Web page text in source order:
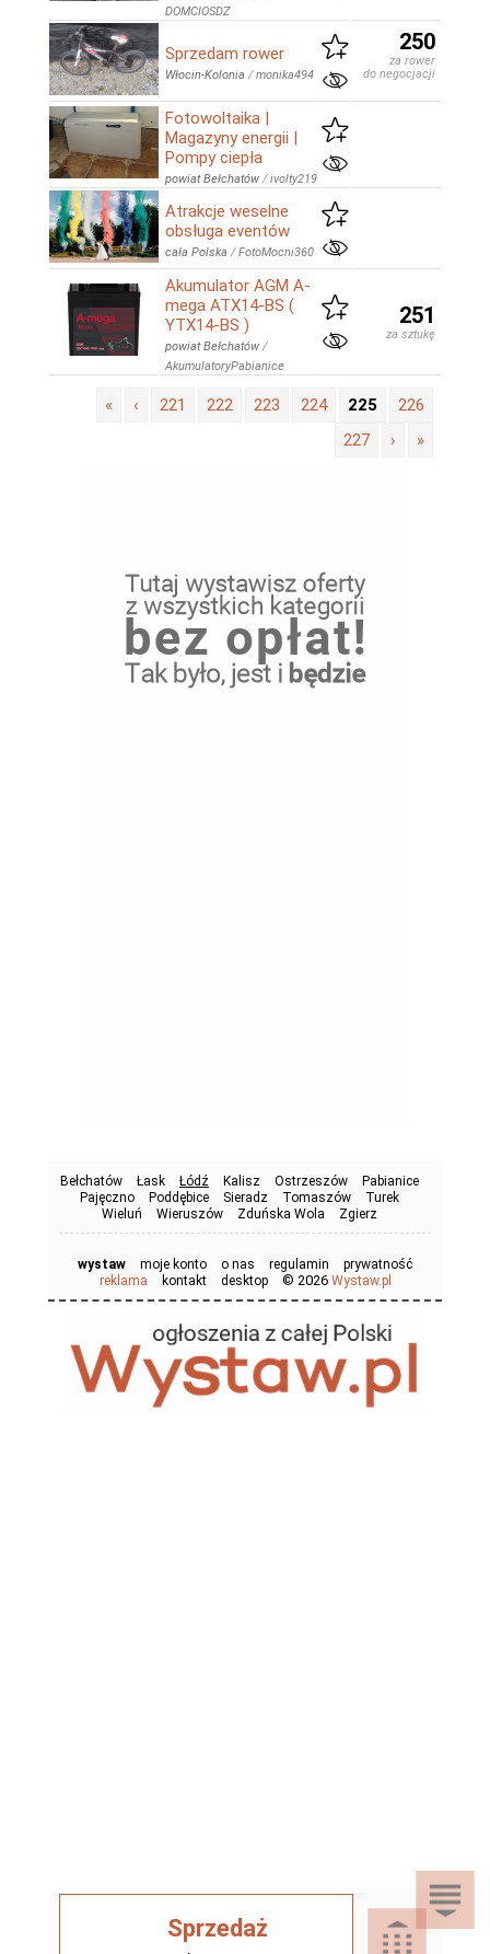
DOMCIOSDZ
Sprzedam rower
Włocin-Kolonia /monika494
250
za rower
do negocjacji
Fotowoltaika |
Magazyny energii |
Pompy ciepła
powiat Bełchatów /ivolty219
Atrakcje weselne
obsługa eventów
cała Polska /FotoMocni360
Akumulator AGM A-
mega ATX14-BS (
YTX14-BS )
powiat Bełchatów /
AkumulatoryPabianice
251
za sztukę
« ‹ 221 222 223 224 225
226
227
› »
Bełchatów Łask Łódź Kalisz Ostrzeszów
Pabianice
Pajęczno
Poddębice Sieradz Tomaszów
Turek
Wieluń
Wieruszów Zduńska Wola Zgierz
wystaw moje konto o nas regulamin
prywatność
reklama
kontakt desktop © 2026 Wystaw.pl
Sprzedaż